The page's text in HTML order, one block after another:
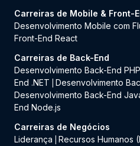
Carreiras de Mobile & Front-
Desenvolvimento Mobile com
Front-End React
Carreiras de Back-End
Desenvolvimento Back-End PHP
End .NET
Desenvolvimento
Desenvolvimento Back-End
End Node.js
Carreiras de Negócios
Liderança
Recursos Humanos